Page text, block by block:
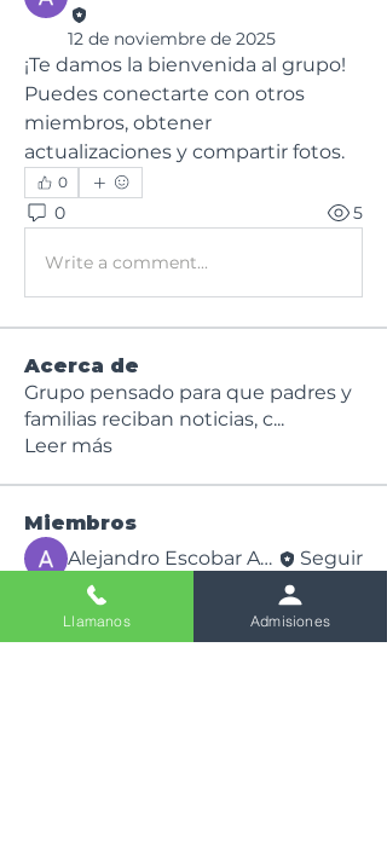
12 de noviembre de 2025
¡Te damos la bienvenida al grupo!
Puedes conectarte con otros
miembros, obtener
actualizaciones y compartir fotos.
0
0 5
Write a comment...
Acerca de
Grupo pensado para que padres y
familias reciban noticias, c...
Leer más
Miembros
Alejandro Escobar Agudelo
Seguir
Ver todos los miembros (1)
Llamanos Admisiones